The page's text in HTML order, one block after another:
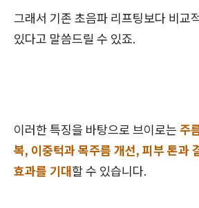
그래서 기존 초음파 리프팅보다 비교
있다고 말씀드릴 수 있죠.
이러한 특징을 바탕으로 브이로는 주
복, 이중턱과 목주름 개선, 피부 톤과
효과를 기대할 수 있습니다.